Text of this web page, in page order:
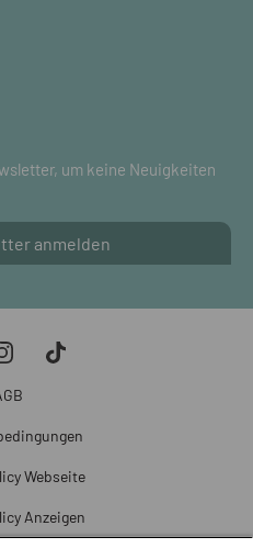
um keine Neuigkeiten
anmelden
Webseite
Anzeigen